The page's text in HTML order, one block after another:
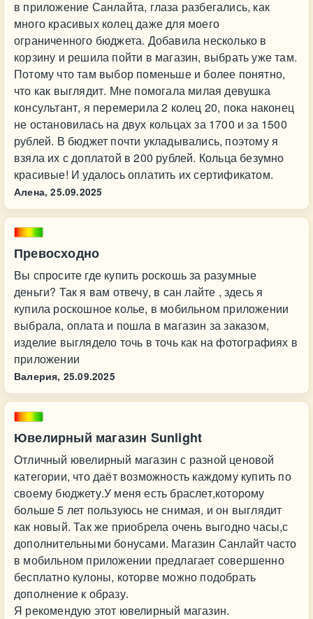
в приложение Санлайта, глаза разбегались, как
много красивых колец даже для моего
ограниченного бюджета. Добавила несколько в
корзину и решила пойти в магазин, выбрать уже там.
Потому что там выбор поменьше и более понятно,
что как выглядит. Мне помогала милая девушка
консультант, я перемерила 2 колец 20, пока наконец
не остановилась на двух кольцах за 1700 и за 1500
рублей. В бюджет почти укладывались, поэтому я
взяла их с доплатой в 200 рублей. Кольца безумно
красивые! И удалось оплатить их сертификатом.
Алена, 25.09.2025
Превосходно
Вы спросите где купить роскошь за разумные
деньги? Так я вам отвечу, в сан лайте , здесь я
купила роскошное колье, в мобильном приложении
выбрала, оплата и пошла в магазин за заказом,
изделие выглядело точь в точь как на фотографиях в
приложении
Валерия, 25.09.2025
Ювелирный магазин Sunlight
Отличный ювелирный магазин с разной ценовой
категории, что даёт возможность каждому купить по
своему бюджету.У меня есть браслет,которому
больше 5 лет пользуюсь не снимая, и он выглядит
как новый. Так же приобрела очень выгодно часы,с
дополнительными бонусами. Магазин Санлайт часто
в мобильном приложении предлагает совершенно
бесплатно кулоны, которве можно подобрать
дополнение к образу.
Я рекомендую этот ювелирный магазин.